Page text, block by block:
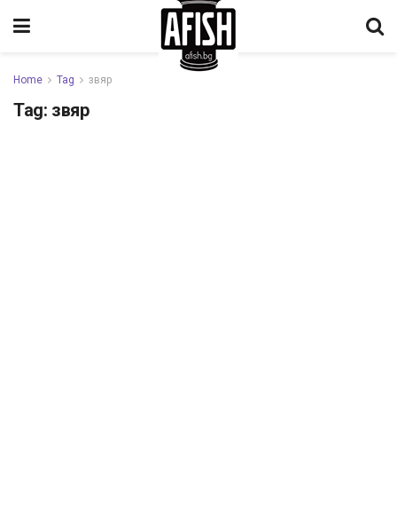
Home Tag звяр
Tag: звяр